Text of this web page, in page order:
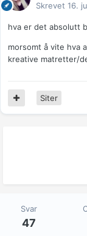
Skrevet 16.
hva er det absolutt
morsomt å vite hva
kreative matretter/
Siter
Svar
47